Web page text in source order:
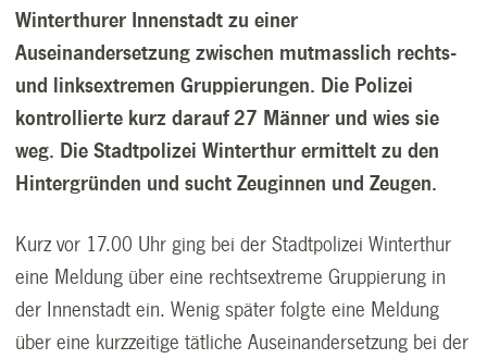
Winterthurer Innenstadt zu einer
Auseinandersetzung zwischen mutmasslich rechts-
und linksextremen Gruppierungen. Die Polizei
kontrollierte kurz darauf 27 Männer und wies sie
weg. Die Stadtpolizei Winterthur ermittelt zu den
Hintergründen und sucht Zeuginnen und Zeugen.
Kurz vor 17.00 Uhr ging bei der Stadtpolizei Winterthur
eine Meldung über eine rechtsextreme Gruppierung in
der Innenstadt ein. Wenig später folgte eine Meldung
über eine kurzzeitige tätliche Auseinandersetzung bei der